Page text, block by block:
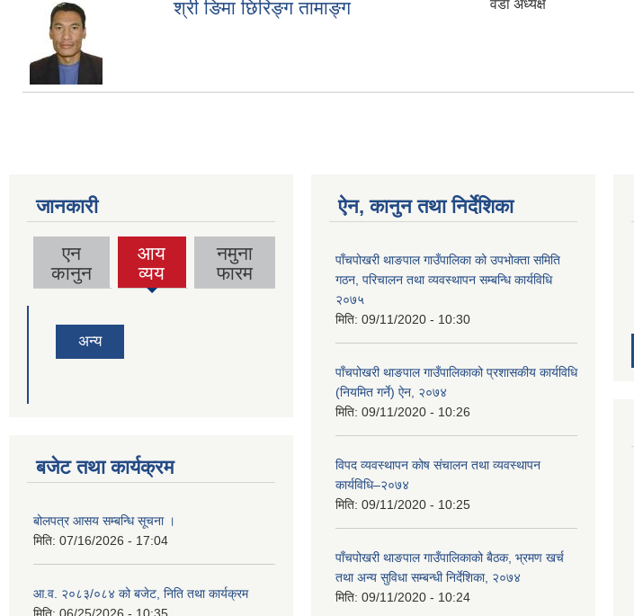
श्री ङिमा छिरिङ्ग तामाङ्ग वडा अध्यक्ष
जानकारी
एन
कानुन
आय
व्यय
(active
tab)
नमुना
फारम
अन्य
बजेट तथा कार्यक्रम
बोलपत्र आसय सम्बन्धि सूचना ।
मिति: 07/16/2026 - 17:04
आ.व. २०८३/०८४ को बजेट, निति तथा कार्यक्रम
मिति: 06/25/2026 - 10:35
ऐन, कानुन तथा निर्देशिका
पाँचपोखरी थाङपाल गाउँपालिका को उपभोक्ता समिति
गठन, परिचालन तथा व्यवस्थापन सम्बन्धि कार्यविधि
२०७५
मिति: 09/11/2020 - 10:30
पाँचपोखरी थाङपाल गाउँपालिकाको प्रशासकीय कार्यविधि
(नियमित गर्ने) ऐन, २०७४
मिति: 09/11/2020 - 10:26
विपद व्यवस्थापन कोष संचालन तथा व्यवस्थापन
कार्यविधि–२०७४
मिति: 09/11/2020 - 10:25
पाँचपोखरी थाङपाल गाउँपालिकाको बैठक, भ्रमण खर्च
तथा अन्य सुविधा सम्बन्धी निर्देशिका, २०७४
मिति: 09/11/2020 - 10:24